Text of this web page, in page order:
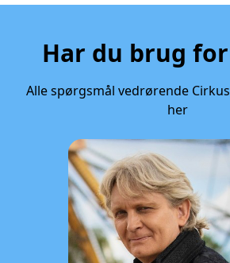
Har du brug
Alle spørgsmål vedrørende
her